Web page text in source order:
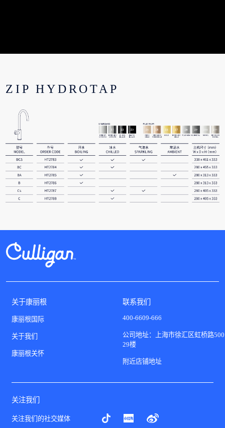
ZIP HYDROTAP
关于康丽根
康丽根国际
关于我们
康丽根关怀
联系我们
400-6609-666
公司地址：上海市徐汇区虹桥路
29楼
附近店铺地址
关注我们
关注我们的社交媒体